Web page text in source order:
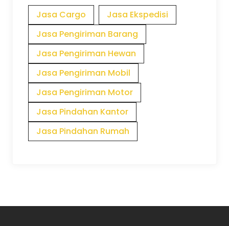
Jasa Cargo
Jasa Ekspedisi
Jasa Pengiriman Barang
Jasa Pengiriman Hewan
Jasa Pengiriman Mobil
Jasa Pengiriman Motor
Jasa Pindahan Kantor
Jasa Pindahan Rumah